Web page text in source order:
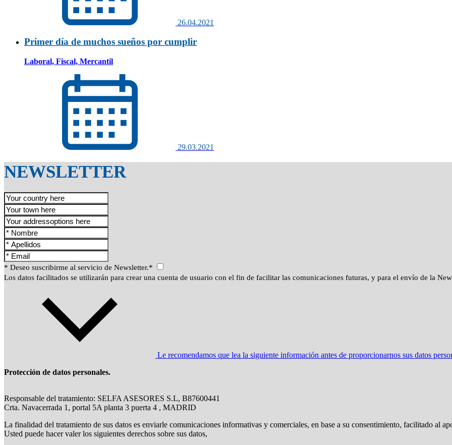
26.04.2021
Primer día de muchos sueños por cumplir
Laboral, Fiscal, Mercantil
29.03.2021
NEWSLETTER
* Deseo suscribirme al servicio de Newsletter.*
Los datos facilitados se utilizarán para crear una cuenta de usuario con el fin de facilitar las comunicaciones futuras, y para el envío de la
Le recomendamos que lea la siguiente información antes de proporcionarnos sus datos
Protección de datos personales.
Responsable del tratamiento: SELFA ASESORES S.L, B87600441
Crta. Navacerrada 1, portal 5A planta 3 puerta 4 , MADRID
La finalidad del tratamiento de sus datos es enviarle comunicaciones informativas y comerciales, en base a su consentimiento, facilitado al
Usted puede hacer valer los siguientes derechos sobre sus datos,